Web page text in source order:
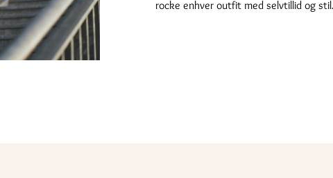
rocke enhver outfit med selvtillid og